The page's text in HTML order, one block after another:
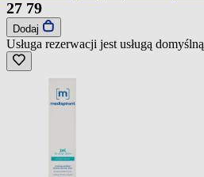
27 79
Dodaj
Usługa rezerwacji jest usługą domyślną